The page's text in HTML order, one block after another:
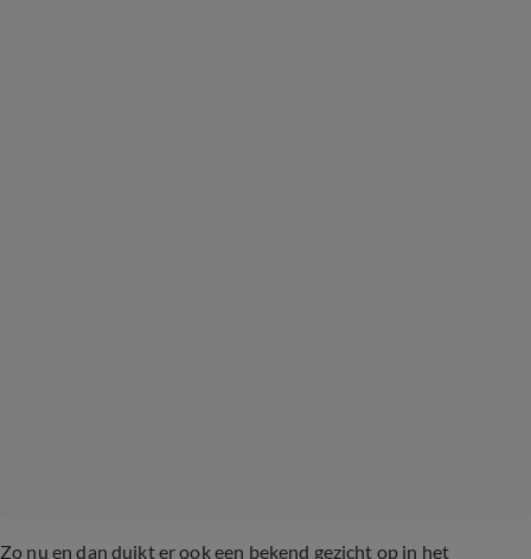
Zo nu en dan duikt er ook een bekend gezicht op in het